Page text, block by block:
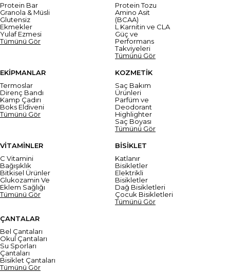
Protein Bar
Granola & Müsli
Glutensiz
Ekmekler
Yulaf Ezmesi
Tümünü Gör
Protein Tozu
Amino Asit
(BCAA)
L Karnitin ve CLA
Güç ve
Performans
Takviyeleri
Tümünü Gör
EKİPMANLAR
Termoslar
Direnç Bandı
Kamp Çadırı
Boks Eldiveni
Tümünü Gör
KOZMETİK
Saç Bakım
Ürünleri
Parfüm ve
Deodorant
Highlighter
Saç Boyası
Tümünü Gör
VİTAMİNLER
C Vitamini
Bağışıklık
Bitkisel Ürünler
Glukozamin Ve
Eklem Sağlığı
Tümünü Gör
BİSİKLET
Katlanır
Bisikletler
Elektrikli
Bisikletler
Dağ Bisikletleri
Çocuk Bisikletleri
Tümünü Gör
ÇANTALAR
Bel Çantaları
Okul Çantaları
Su Sporları
Çantaları
Bisiklet Çantaları
Tümünü Gör